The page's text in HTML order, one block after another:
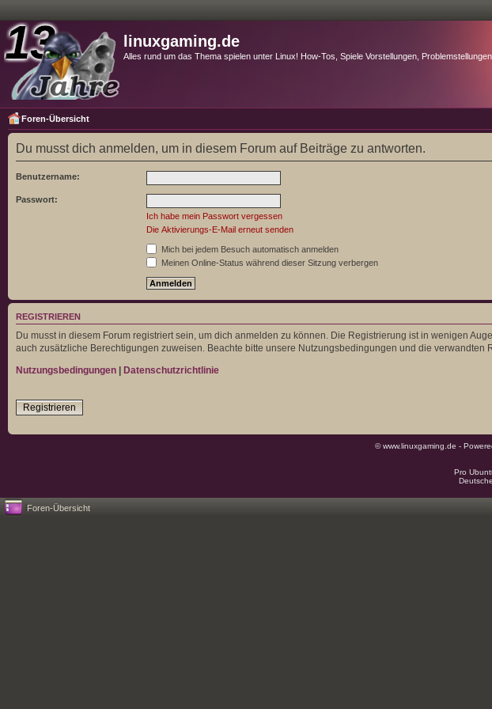
linuxgaming.de
Alles rund um das Thema spielen unter Linux! How-Tos, Spiele Vorstellungen,
Foren-Übersicht
Du musst dich anmelden, um in diesem Forum auf Beiträge zu antworten.
Benutzername:
Passwort:
Ich habe mein Passwort vergessen
Die Aktivierungs-E-Mail erneut senden
Mich bei jedem Besuch automatisch anmelden
Meinen Online-Status während dieser Sitzung verbergen
REGISTRIEREN
Du musst in diesem Forum registriert sein, um dich anmelden zu können. Die Registrierung ist in wenigen
auch zusätzliche Berechtigungen zuweisen. Beachte bitte unsere Nutzungsbedingungen und die
Nutzungsbedingungen | Datenschutzrichtlinie
Registrieren
© www.linuxgaming.de -
Pro
Foren-Übersicht